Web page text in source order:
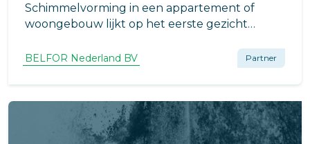
Schimmelvorming in een appartement of
woongebouw lijkt op het eerste gezicht
gewezen naar ventilatie “de bewoners
luchten niet goed genoeg”. Maar er kan vaak
veel meer aan de hand zijn.
BELFOR Nederland BV Partner